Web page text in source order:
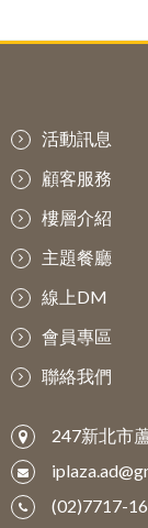
活動訊息
顧客服務
樓層介紹
主題餐廳
線上DM
會員專區
聯絡我們
247新北市
(02)7717-